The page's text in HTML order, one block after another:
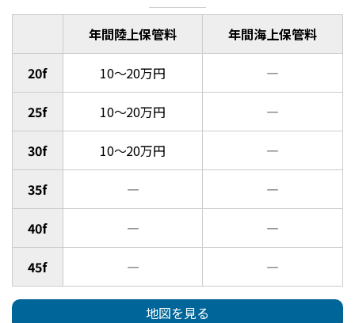
年間陸上保管料 年間海上保管料
20f 10～20万円 ―
25f 10～20万円 ―
30f 10～20万円 ―
35f ― ―
40f ― ―
45f ― ―
地図を見る